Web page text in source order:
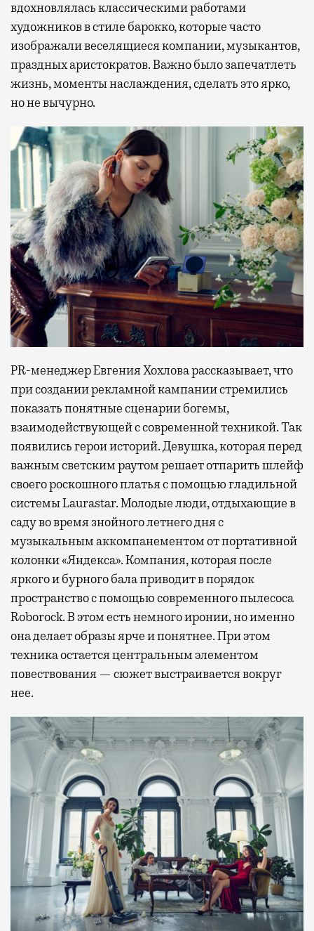
вдохновлялась классическими работами
художников в стиле барокко, которые часто
изображали веселящиеся компании, музыкантов,
праздных аристократов. Важно было запечатлеть
жизнь, моменты наслаждения, сделать это ярко,
но не вычурно.
PR-менеджер Евгения Хохлова рассказывает, что
при создании рекламной кампании стремились
показать понятные сценарии богемы,
взаимодействующей с современной техникой. Так
появились герои историй. Девушка, которая перед
важным светским раутом решает отпарить шлейф
своего роскошного платья с помощью гладильной
системы Laurastar. Молодые люди, отдыхающие в
саду во время знойного летнего дня с
музыкальным аккомпанементом от портативной
колонки «Яндекса». Компания, которая после
яркого и бурного бала приводит в порядок
пространство с помощью современного пылесоса
Roborock. В этом есть немного иронии, но именно
она делает образы ярче и понятнее. При этом
техника остается центральным элементом
повествования — сюжет выстраивается вокруг
нее.